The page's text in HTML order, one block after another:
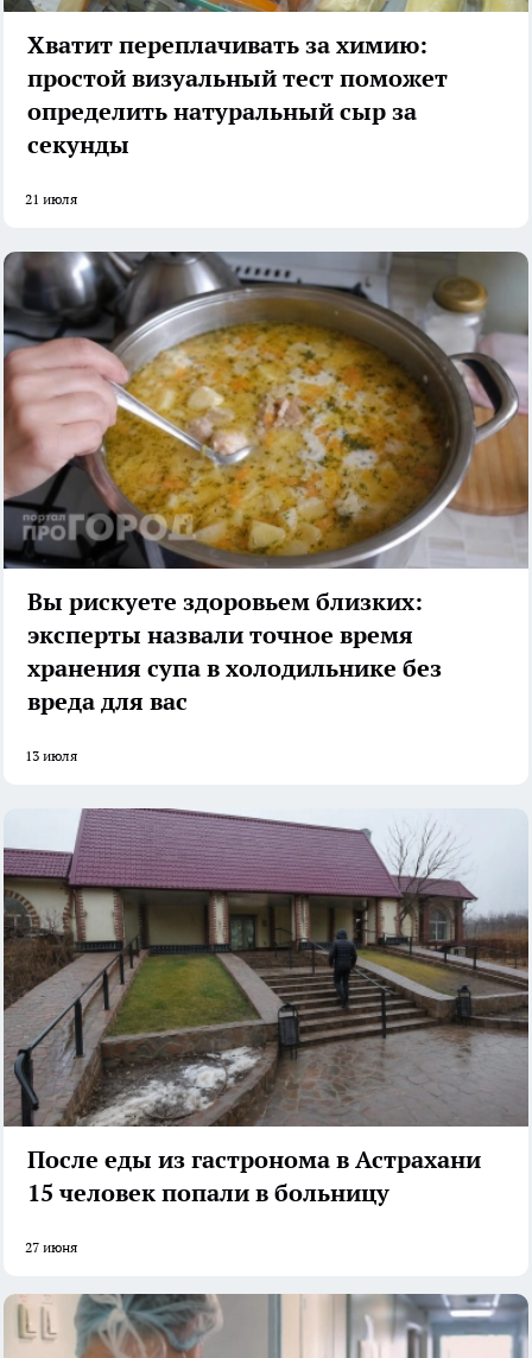
Хватит переплачивать за химию:
простой визуальный тест поможет
определить натуральный сыр за
секунды
21 июля
Вы рискуете здоровьем близких:
эксперты назвали точное время
хранения супа в холодильнике без
вреда для вас
13 июля
После еды из гастронома в Астрахани
15 человек попали в больницу
27 июня